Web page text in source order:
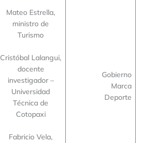
Mateo Estrella,
ministro de
Turismo
Cristóbal Lalangui,
docente
investigador –
Universidad
Técnica de
Cotopaxi
Fabricio Vela,
Gobierno
Marca
Deporte